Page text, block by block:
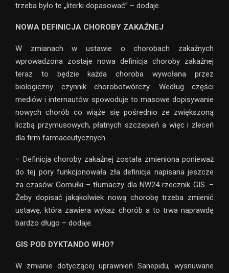
trzeba było te „literki dopasować” – dodaje.
NOWA DEFINICJA CHOROBY ZAKAŹNEJ
W zmianach w ustawie o chorobach zakaźnych
wprowadzona zostaje nowa definicja choroby zakaźnej
teraz to będzie każda choroba wywołana przez
biologiczny czynnik chorobotwórczy. Według części
mediów i internautów spowoduje to masowe dopisywanie
nowych chorób co wiąże się pośrednio ze zwiększoną
liczbą przymusowych, płatnych szczepień a więc i zleceń
dla firm farmaceutycznych.
– Definicja choroby zakaźnej została zmieniona ponieważ
do tej pory funkcjonowała zła definicja napisana jeszcze
za czasów Gomułki – tłumaczy dla NW24 rzecznik GIS. –
Żeby dopisać jakąkolwiek nową chorobę trzeba zmienić
ustawę, która zawiera wykaz chorób a to trwa naprawdę
bardzo długo – dodaje.
GIS POD DYKTANDO WHO?
W zmianie dotyczącej uprawnień Sanepidu, wysnuwane